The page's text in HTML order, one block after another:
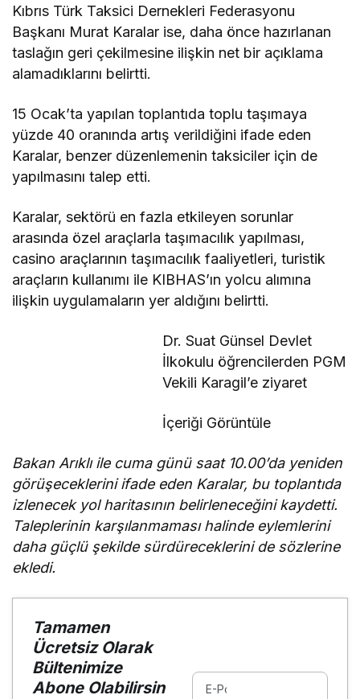
Kıbrıs Türk Taksici Dernekleri Federasyonu
Başkanı Murat Karalar ise, daha önce hazırlanan
taslağın geri çekilmesine ilişkin net bir açıklama
alamadıklarını belirtti.
15 Ocak’ta yapılan toplantıda toplu taşımaya
yüzde 40 oranında artış verildiğini ifade eden
Karalar, benzer düzenlemenin taksiciler için de
yapılmasını talep etti.
Karalar, sektörü en fazla etkileyen sorunlar
arasında özel araçlarla taşımacılık yapılması,
casino araçlarının taşımacılık faaliyetleri, turistik
araçların kullanımı ile KIBHAS’ın yolcu alımına
ilişkin uygulamaların yer aldığını belirtti.
Dr. Suat Günsel Devlet
İlkokulu öğrencilerden PGM
Vekili Karagil’e ziyaret
İçeriği Görüntüle
Bakan Arıklı ile cuma günü saat 10.00’da yeniden
görüşeceklerini ifade eden Karalar, bu toplantıda
izlenecek yol haritasının belirleneceğini kaydetti.
Taleplerinin karşılanmaması halinde eylemlerini
daha güçlü şekilde sürdüreceklerini de sözlerine
ekledi.
Tamamen
Ücretsiz Olarak
Bültenimize
Abone Olabilirsin